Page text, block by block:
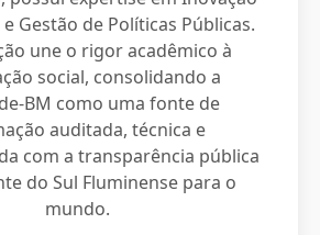
Gestão de Políticas Públicas.
une o rigor acadêmico à
social, consolidando a
BM como uma fonte de
auditada, técnica e
com a transparência pública
do Sul Fluminense para o
mundo.